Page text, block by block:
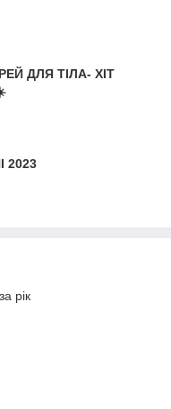
ДЛЯ ТІЛА- ХІТ
2023
рік